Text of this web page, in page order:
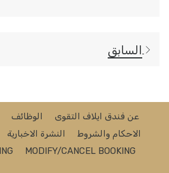
السابق
عن فندق ايلاف التقوى الوظائف
الاحكام والشروط
النشرة الاخبارية
MODIFY/CANCEL BOOKING